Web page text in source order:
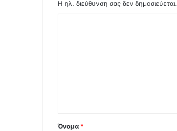
Η ηλ. διεύθυνση σας δεν δημοσιεύεται.
Όνομα *